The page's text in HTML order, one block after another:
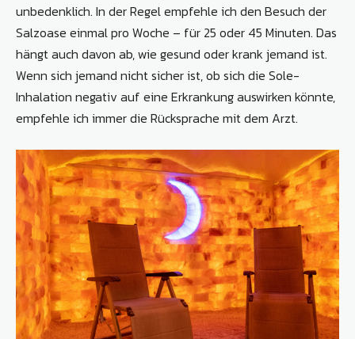
unbedenklich. In der Regel empfehle ich den Besuch der
Salzoase einmal pro Woche – für 25 oder 45 Minuten. Das
hängt auch davon ab, wie gesund oder krank jemand ist.
Wenn sich jemand nicht sicher ist, ob sich die Sole-
Inhalation negativ auf eine Erkrankung auswirken könnte,
empfehle ich immer die Rücksprache mit dem Arzt.